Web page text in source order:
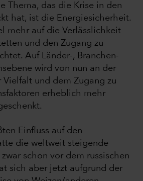
Thema, das die Krise in den
hat, ist die Energiesicherheit.
mehr auf die Verlässlichkeit
und den Zugang zu
Auf Länder-, Branchen-
wird von nun an der
Vielfalt und dem Zugang zu
erheblich mehr
Einfluss auf den
die weltweit steigende
zwar schon vor dem russischen
sich aber jetzt aufgrund der